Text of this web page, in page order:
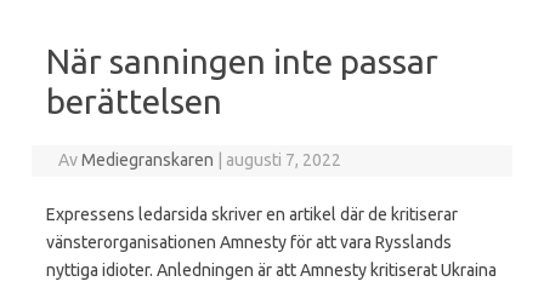
När sanningen inte passar
berättelsen
AvMediegranskaren augusti 7, 2022
Expressens ledarsida skriver en artikel där de kritiserar
vänsterorganisationen Amnesty för att vara Rysslands
nyttiga idioter. Anledningen är att Amnesty kritiserat Ukraina